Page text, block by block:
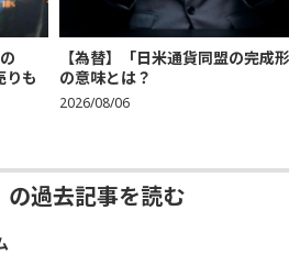
も
【為替】「日米通貨同盟の完成形
の意味とは？
2026/08/06
の過去記事を読む